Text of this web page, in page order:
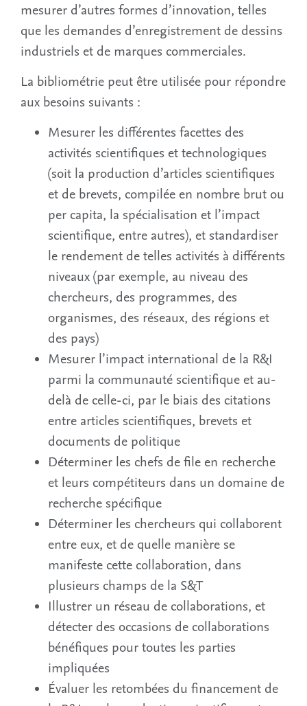
mesurer d’autres formes d’innovation, telles
que les demandes d’enregistrement de dessins
industriels et de marques commerciales.
La bibliométrie peut être utilisée pour répondre
aux besoins suivants :
Mesurer les différentes facettes des
activités scientifiques et technologiques
(soit la production d’articles scientifiques
et de brevets, compilée en nombre brut ou
per capita, la spécialisation et l’impact
scientifique, entre autres), et standardiser
le rendement de telles activités à différents
niveaux (par exemple, au niveau des
chercheurs, des programmes, des
organismes, des réseaux, des régions et
des pays)
Mesurer l’impact international de la R&I
parmi la communauté scientifique et au-
delà de celle-ci, par le biais des citations
entre articles scientifiques, brevets et
documents de politique
Déterminer les chefs de file en recherche
et leurs compétiteurs dans un domaine de
recherche spécifique
Déterminer les chercheurs qui collaborent
entre eux, et de quelle manière se
manifeste cette collaboration, dans
plusieurs champs de la S&T
Illustrer un réseau de collaborations, et
détecter des occasions de collaborations
bénéfiques pour toutes les parties
impliquées
Évaluer les retombées du financement de